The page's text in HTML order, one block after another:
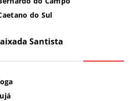
do Sul
Santista